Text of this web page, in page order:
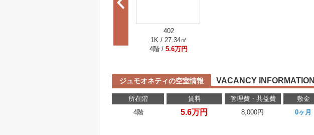
402
1K / 27.34㎡
4階 / 5.6万円
ジュモオネティの空室情報 VACANCY INFORMATION
所在階 賃料 管理費・共益費 敷金
4階
5.6万円 8,000円 0ヶ月